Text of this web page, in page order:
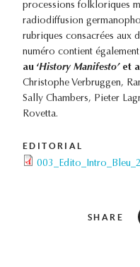
processions folkloriques
radiodiffusion
rubriques consacrées aux
numéro contient
au ‘History Manifesto’et
Christophe Verbruggen,
Sally Chambers, Pieter
Rovetta.
EDITORIAL
SHARE